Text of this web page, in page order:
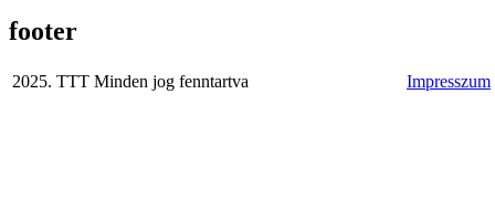
footer
2025. TTT Minden jog fenntartva Impresszum